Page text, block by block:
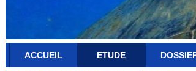
ACCUEIL ETUDE